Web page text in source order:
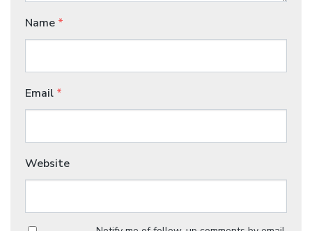
Name *
Email *
Website